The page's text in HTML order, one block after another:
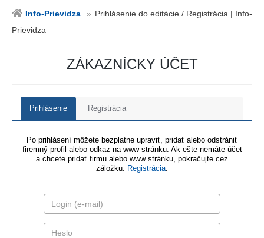
Info-Prievidza
Prihlásenie do editácie / Registrácia | Info-
Prievidza
ZÁKAZNÍCKY ÚČET
Prihlásenie Registrácia
Po prihlásení môžete bezplatne upraviť, pridať alebo odstrániť
firemný profil alebo odkaz na www stránku. Ak ešte nemáte účet
a chcete pridať firmu alebo www stránku, pokračujte cez
záložku. Registrácia.